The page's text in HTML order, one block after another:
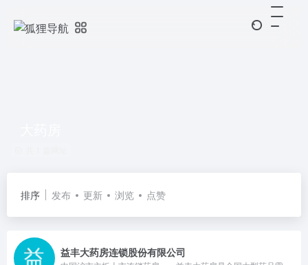
排序 发布 更新 浏览 点赞
益丰大药房连锁股份有限公司